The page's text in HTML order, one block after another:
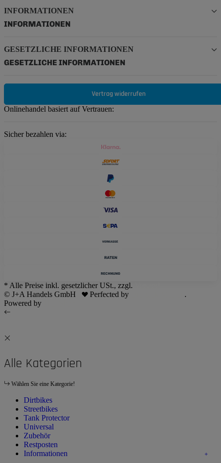
INFORMATIONEN
INFORMATIONEN
GESETZLICHE INFORMATIONEN
GESETZLICHE INFORMATIONEN
Vertrag widerrufen
Onlinehandel basiert auf Vertrauen:
Sicher bezahlen via:
* Alle Preise inkl. gesetzlicher USt., zzgl.
© J+A Handels GmbH
Perfected by
.
Powered by
Alle Kategorien
Wählen Sie eine Kategorie!
Dirtbikes
Streetbikes
Tank Protector
Universal
Zubehör
Restposten
Informationen